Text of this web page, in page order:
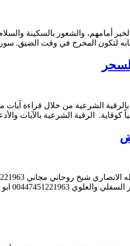
أمامهم، والشعور بالسكينة
لتكون المخرج في وقت الضيق.
الشرعية من خلال قراءة آيات
كوقاية. الرقية الشرعية بالآيات
والعلوي ورد المطلقة 00447451221963 الشيخ, الروحاني, ابو […]